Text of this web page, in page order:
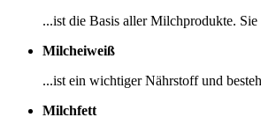
...ist die Basis aller Milchprodukte.
Milcheiweiß
...ist ein wichtiger Nährstoff und
Milchfett